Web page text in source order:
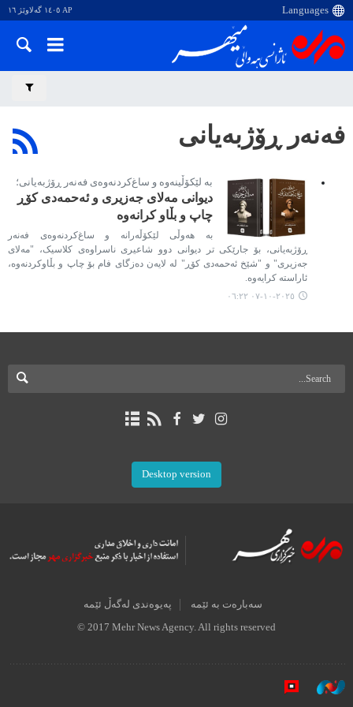
AP ١٤٠٥ گەلاوێژ ١٦
فەنەر ڕۆژبەیانی
بە لێکۆڵینەوە و ساغ‌کردنەوەی فەنەر ڕۆژبەیانی؛
دیوانی مەلای جەزیری و ئەحمەدی کۆڕ
چاپ و بڵاو کرانەوە
بە هەوڵی لێکۆڵەرانە و ساغ‌کردنەوەی فەنەر
ڕۆژبەیانی، بۆ جارێکی تر دیوانی دوو شاعیری ناسراوەی کلاسیک، "مەلای
جەزیری" و "شێخ ئەحمەدی کۆڕ" لە لایەن دەزگای فام بۆ چاپ و بڵاوكردنەوە،
ئاراستە کرایەوە.
٢٠٢٥-١٠-٠٧ ٠٦:٢٢
Desktop version
سەبارەت بە ئێمە پەیوەندی لەگەڵ ئێمە
© 2017 Mehr News Agency. All rights reserved